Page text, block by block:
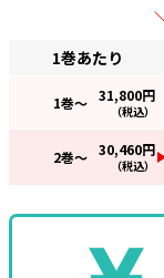
1巻あたり
1巻～ 31,800円
（税込）
2巻～ 30,460円
（税込）